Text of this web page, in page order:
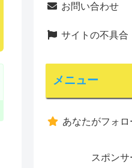
お問い合わせ
サイトの不具合
メニュー
あなたがフォ
スポンサ